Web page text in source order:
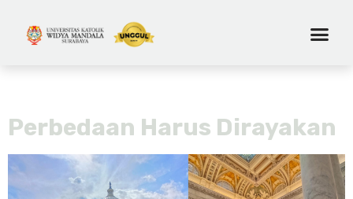
Perbedaan Harus Dirayakan